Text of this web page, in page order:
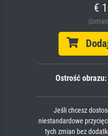
€
Dodaj
Ostrość obrazu:
Jeśli chcesz
niestandardowe
tych zmian bez